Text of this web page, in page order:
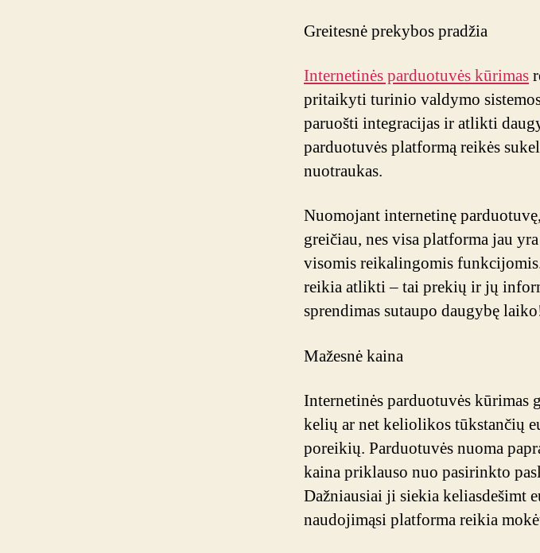
Greitesnė prekybos pradžia
Internetinės parduotuvės kūrimas
pritaikyti turinio valdymo
paruošti integracijas ir atlikti
parduotuvės platformą reikės
nuotraukas.
Nuomojant internetinę
greičiau, nes visa platforma jau
visomis reikalingomis
reikia atlikti – tai prekių ir jų
sprendimas sutaupo daugybę
Mažesnė kaina
Internetinės parduotuvės
kelių ar net keliolikos tūkstančių
poreikių. Parduotuvės nuoma
kaina priklauso nuo pasirinkto
Dažniausiai ji siekia keliasdešimt
naudojimąsi platforma reikia